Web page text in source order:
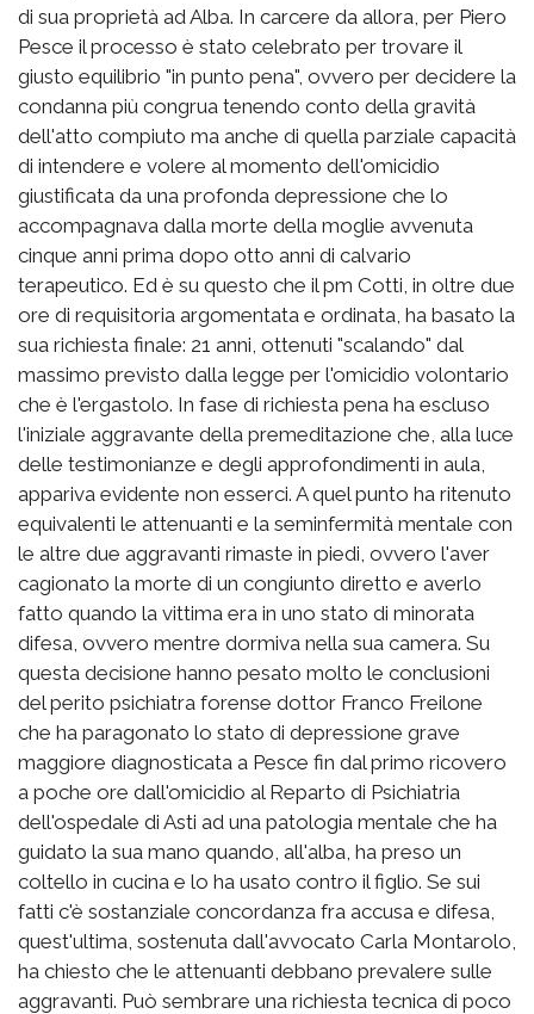
di sua proprietà ad Alba. In carcere da allora, per Piero
Pesce il processo è stato celebrato per trovare il
giusto equilibrio "in punto pena", ovvero per decidere la
condanna più congrua tenendo conto della gravità
dell'atto compiuto ma anche di quella parziale capacità
di intendere e volere al momento dell'omicidio
giustificata da una profonda depressione che lo
accompagnava dalla morte della moglie avvenuta
cinque anni prima dopo otto anni di calvario
terapeutico. Ed è su questo che il pm Cotti, in oltre due
ore di requisitoria argomentata e ordinata, ha basato la
sua richiesta finale: 21 anni, ottenuti "scalando" dal
massimo previsto dalla legge per l'omicidio volontario
che è l'ergastolo. In fase di richiesta pena ha escluso
l'iniziale aggravante della premeditazione che, alla luce
delle testimonianze e degli approfondimenti in aula,
appariva evidente non esserci. A quel punto ha ritenuto
equivalenti le attenuanti e la seminfermità mentale con
le altre due aggravanti rimaste in piedi, ovvero l'aver
cagionato la morte di un congiunto diretto e averlo
fatto quando la vittima era in uno stato di minorata
difesa, ovvero mentre dormiva nella sua camera. Su
questa decisione hanno pesato molto le conclusioni
del perito psichiatra forense dottor Franco Freilone
che ha paragonato lo stato di depressione grave
maggiore diagnosticata a Pesce fin dal primo ricovero
a poche ore dall'omicidio al Reparto di Psichiatria
dell'ospedale di Asti ad una patologia mentale che ha
guidato la sua mano quando, all'alba, ha preso un
coltello in cucina e lo ha usato contro il figlio. Se sui
fatti c'è sostanziale concordanza fra accusa e difesa,
quest'ultima, sostenuta dall'avvocato Carla Montarolo,
ha chiesto che le attenuanti debbano prevalere sulle
aggravanti. Può sembrare una richiesta tecnica di poco